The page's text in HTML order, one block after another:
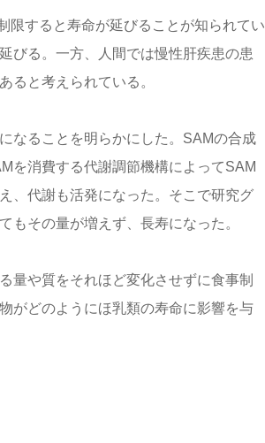
限すると寿命が延びることが知られてい
びる。一方、人間では慢性肝疾患の患
ると考えられている。
なることを明らかにした。SAMの合成
を消費する代謝調節機構によってSAM
、代謝も活発になった。そこで研究グ
もその量が増えず、長寿になった。
量や質をそれほど変化させずに食事制
がどのようにほ乳類の寿命に影響を与